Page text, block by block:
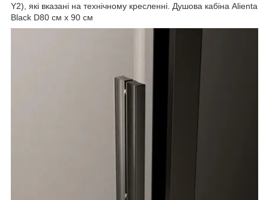
Y2), які вказані на технічному кресленні. Душова кабіна Alienta
Black D80 см х 90 см